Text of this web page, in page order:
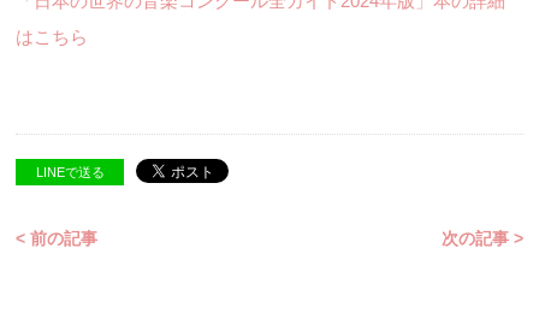
はこちら
LINEで送る
< 前の記事 次の記事 >